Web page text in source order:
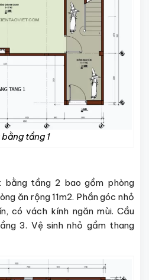
tầng 1
tầng 2 bao gồm phòng
ăn rộng 11m2. Phần góc nhỏ
có vách kính ngăn mùi. Cầu
3. Vệ sinh nhỏ gầm thang